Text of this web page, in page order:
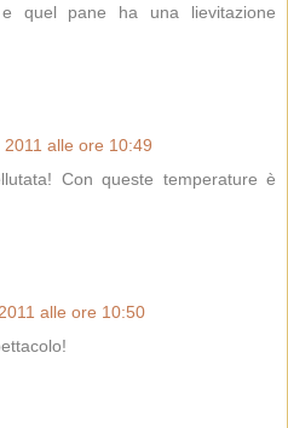
e quel pane ha una lievitazione
alle ore 10:49
Con queste temperature è
alle ore 10:50